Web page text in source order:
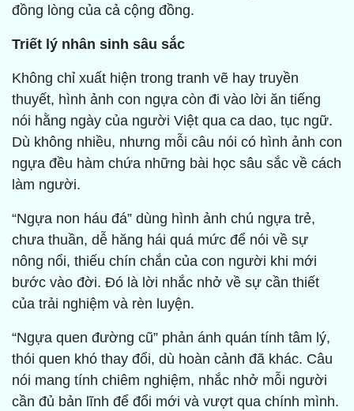
đồng lòng của cả cộng đồng.
Triết lý nhân sinh sâu sắc
Không chỉ xuất hiện trong tranh vẽ hay truyền
thuyết, hình ảnh con ngựa còn đi vào lời ăn tiếng
nói hằng ngày của người Việt qua ca dao, tục ngữ.
Dù không nhiều, nhưng mỗi câu nói có hình ảnh con
ngựa đều hàm chứa những bài học sâu sắc về cách
làm người.
“Ngựa non háu đá” dùng hình ảnh chú ngựa trẻ,
chưa thuần, dễ hăng hái quá mức để nói về sự
nông nổi, thiếu chín chắn của con người khi mới
bước vào đời. Đó là lời nhắc nhở về sự cần thiết
của trải nghiệm và rèn luyện.
“Ngựa quen đường cũ” phản ánh quán tính tâm lý,
thói quen khó thay đổi, dù hoàn cảnh đã khác. Câu
nói mang tính chiêm nghiệm, nhắc nhở mỗi người
cần đủ bản lĩnh để đổi mới và vượt qua chính mình.